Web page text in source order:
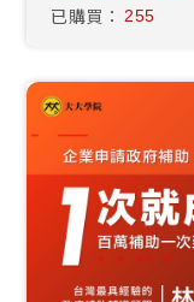
已購買：
255